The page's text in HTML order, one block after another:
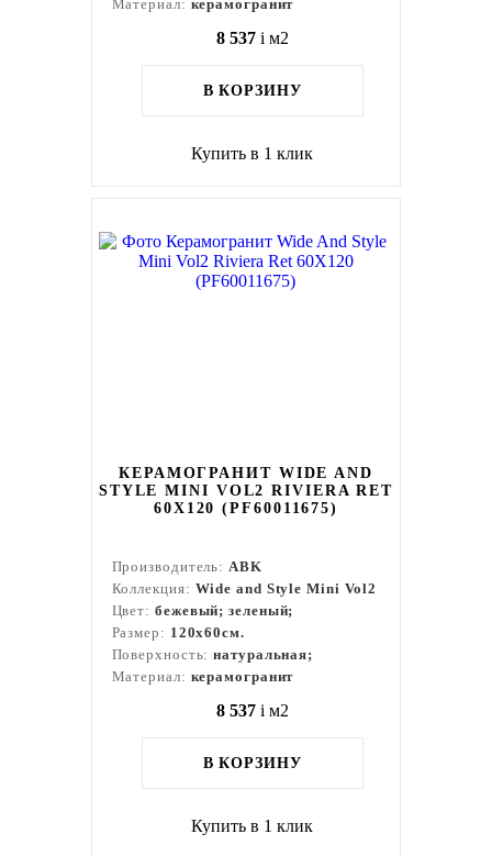
Материал: керамогранит
8 537 i м2
В КОРЗИНУ
Купить в 1 клик
КЕРАМОГРАНИТ WIDE AND
STYLE MINI VOL2 RIVIERA RET
60Х120 (PF60011675)
Производитель:ABK
Коллекция: Wide and Style Mini Vol2
Цвет: бежевый; зеленый;
Размер: 120x60см.
Поверхность:натуральная;
Материал: керамогранит
8 537 i м2
В КОРЗИНУ
Купить в 1 клик